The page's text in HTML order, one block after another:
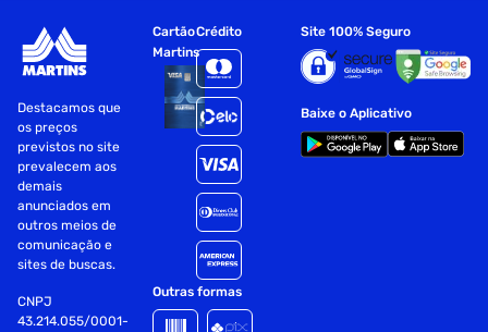
Destacamos que
os preços
previstos no site
prevalecem aos
demais
anunciados em
outros meios de
comunicação e
sites de buscas.
CNPJ
43.214.055/0001-
Cartão
Martins
Crédito
Outras formas
Site 100% Seguro
Baixe o Aplicativo